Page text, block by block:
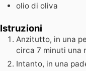
olio di oliva
Istruzioni
Anzitutto, in una
circa 7 minuti una
Intanto, in una